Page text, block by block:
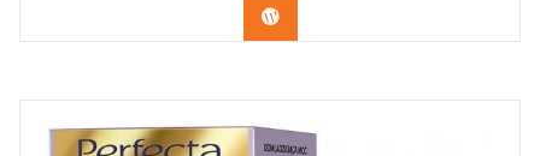
Zobacz